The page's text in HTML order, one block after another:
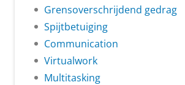
Grensoverschrijdend gedrag
Spijtbetuiging
Communication
Virtualwork
Multitasking